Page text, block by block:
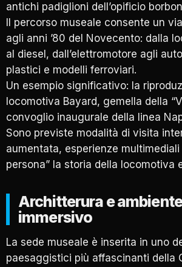
antichi padiglioni dell’opificio
Il percorso museale consente un
agli anni ’80 del Novecento: dalla
al diesel, dall’elettromotore agli
plastici e modelli ferroviari.
Un esempio significativo: la
locomotiva Bayard, gemella della
convoglio inaugurale della linea
Sono previste modalità di visita
aumentata, esperienze
persona” la storia della locomotiva
Architterura e
immersivo
La sede museale è inserita in uno
paesaggistici più affascinanti della